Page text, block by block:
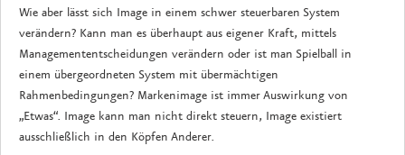
Wie aber lässt sich Image in einem schwer steuerbaren System
verändern? Kann man es überhaupt aus eigener Kraft, mittels
Managemententscheidungen verändern oder ist man Spielball in
einem übergeordneten System mit übermächtigen
Rahmenbedingungen? Markenimage ist immer Auswirkung von
„Etwas“. Image kann man nicht direkt steuern, Image existiert
ausschließlich in den Köpfen Anderer.